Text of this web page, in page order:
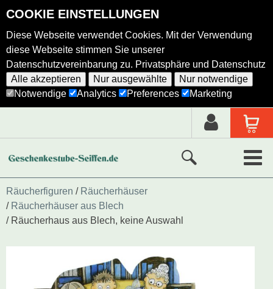
COOKIE EINSTELLUNGEN
Diese Webseite verwendet Cookies. Mit der Verwendung
diese Webseite stimmen Sie unserer
Datenschutzvereinbarung zu. Privatsphäre und Datenschutz
Alle akzeptieren
Nur ausgewählte
Nur notwendige
Notwendige
Analytics Preferences Marketing
Neue Produkte
Ausgewählte Produkte
Alle Produkte
Holzkunst nach Hersteller
Räucherfiguren
Räucherhäuser
Räucherhäuser aus Blech
Räucherhaus aus Blech, keine Auswahl